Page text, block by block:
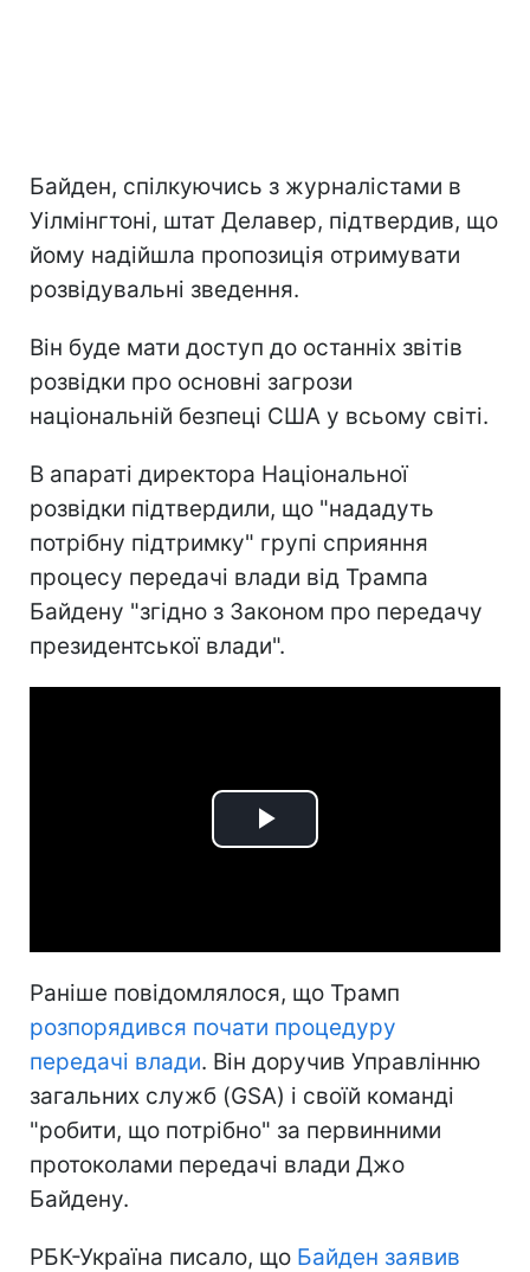
Байден, спілкуючись з журналістами в
Уілмінгтоні, штат Делавер, підтвердив, що
йому надійшла пропозиція отримувати
розвідувальні зведення.
Він буде мати доступ до останніх звітів
розвідки про основні загрози
національній безпеці США у всьому світі.
В апараті директора Національної
розвідки підтвердили, що "нададуть
потрібну підтримку" групі сприяння
процесу передачі влади від Трампа
Байдену "згідно з Законом про передачу
президентської влади".
Play
Раніше повідомлялося, що Трамп
розпорядився почати процедуру
передачі влади. Він доручив Управлінню
загальних служб (GSA) і своїй команді
"робити, що потрібно" за первинними
протоколами передачі влади Джо
Байдену.
РБК-Україна писало, що Байден заявив